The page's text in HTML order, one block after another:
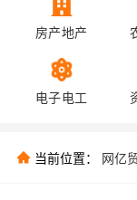
房产地产
电子电工
当前位置： 网亿